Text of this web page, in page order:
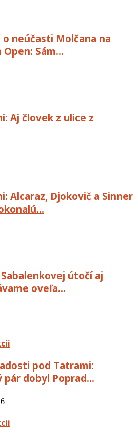
neúčasti Molčana na
Open: Sám…
Aj človek z ulice z
Alcaraz, Djokovič a Sinner
Sabalenkovej útočí aj
oveľa…
pod Tatrami:
pár dobyl Poprad…